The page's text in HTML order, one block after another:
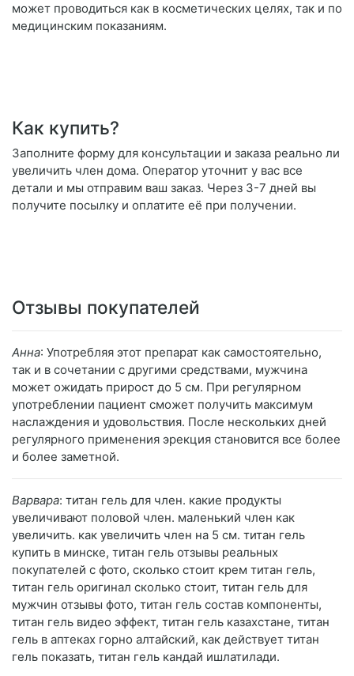
может проводиться как в косметических целях, так и по
медицинским показаниям.
Как купить?
Заполните форму для консультации и заказа реально ли
увеличить член дома. Оператор уточнит у вас все
детали и мы отправим ваш заказ. Через 3-7 дней вы
получите посылку и оплатите её при получении.
Отзывы покупателей
Анна: Употребляя этот препарат как самостоятельно,
так и в сочетании с другими средствами, мужчина
может ожидать прирост до 5 см. При регулярном
употреблении пациент сможет получить максимум
наслаждения и удовольствия. После нескольких дней
регулярного применения эрекция становится все более
и более заметной.
Варвара: титан гель для член. какие продукты
увеличивают половой член. маленький член как
увеличить. как увеличить член на 5 см. титан гель
купить в минске, титан гель отзывы реальных
покупателей с фото, сколько стоит крем титан гель,
титан гель оригинал сколько стоит, титан гель для
мужчин отзывы фото, титан гель состав компоненты,
титан гель видео эффект, титан гель казахстане, титан
гель в аптеках горно алтайский, как действует титан
гель показать, титан гель кандай ишлатилади.